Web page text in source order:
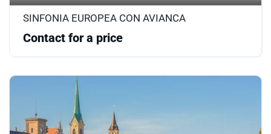
SINFONIA EUROPEA CON AVIANCA
Contact for a price